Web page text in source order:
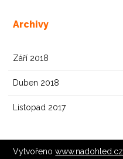
Archivy
Září 2018
Duben 2018
Listopad 2017
Vytvořenowww.nadohled.cz